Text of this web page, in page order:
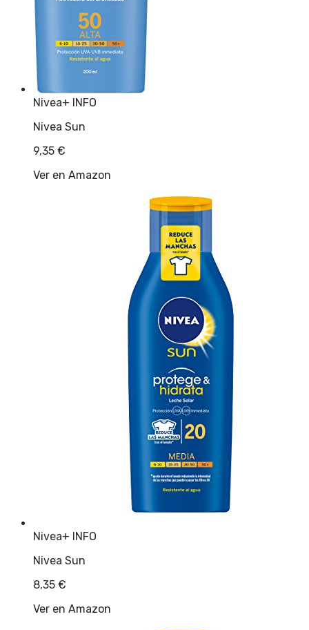
Nivea+ INFO
Nivea Sun
9,35 €
Ver en Amazon
Nivea+ INFO
Nivea Sun
8,35 €
Ver en Amazon